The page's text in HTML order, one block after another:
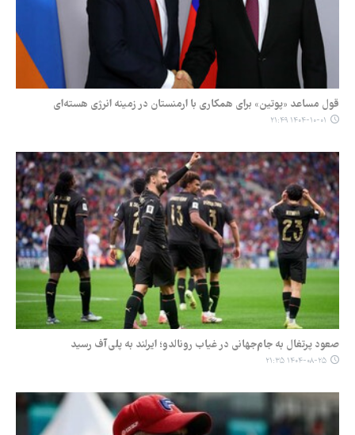
قول مساعد «پوتین» برای همکاری با ارمنستان در زمینه انرژی هسته‌ای
۱۴۰۴-۱۰-۰۱ ۲۱:۴۹
صعود پرتغال به جام‌جهانی در غیاب رونالدو؛ ایرلند به پلی‌آف رسید
۱۴۰۴-۰۸-۲۵ ۲۱:۳۵